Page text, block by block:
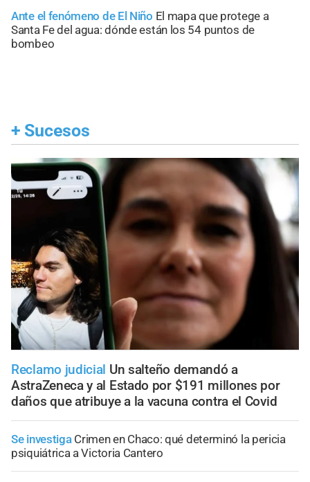
Ante el fenómeno de El Niño El mapa que protege a
Santa Fe del agua: dónde están los 54 puntos de
bombeo
+ Sucesos
Reclamo judicial Un salteño demandó a
AstraZeneca y al Estado por $191 millones por
daños que atribuye a la vacuna contra el Covid
Se investiga Crimen en Chaco: qué determinó la pericia
psiquiátrica a Victoria Cantero